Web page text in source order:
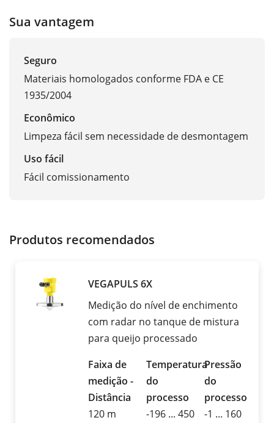
Sua vantagem
Seguro
Materiais homologados conforme FDA e CE
1935/2004
Econômico
Limpeza fácil sem necessidade de desmontagem
Uso fácil
Fácil comissionamento
Produtos recomendados
VEGAPULS 6X
Medição do nível de enchimento
com radar no tanque de mistura
para queijo processado
Faixa de
medição -
Distância
120 m
Temperatura
do
processo
-196 ... 450
Pressão
do
processo
-1 ... 160